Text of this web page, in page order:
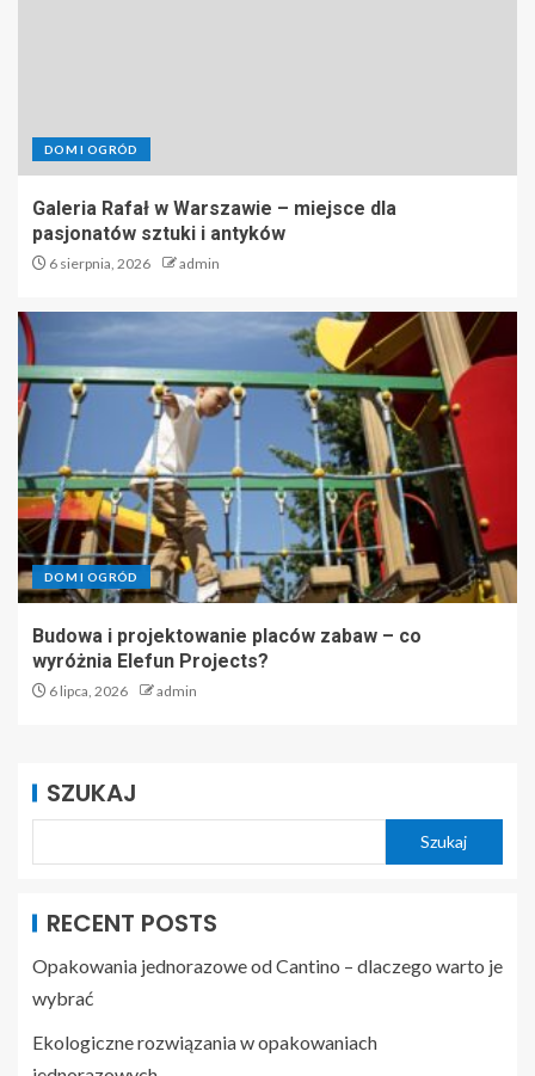
DOM I OGRÓD
Galeria Rafał w Warszawie – miejsce dla
pasjonatów sztuki i antyków
6 sierpnia, 2026 admin
DOM I OGRÓD
Budowa i projektowanie placów zabaw – co
wyróżnia Elefun Projects?
6 lipca, 2026 admin
SZUKAJ
Szukaj
RECENT POSTS
Opakowania jednorazowe od Cantino – dlaczego warto je
wybrać
Ekologiczne rozwiązania w opakowaniach